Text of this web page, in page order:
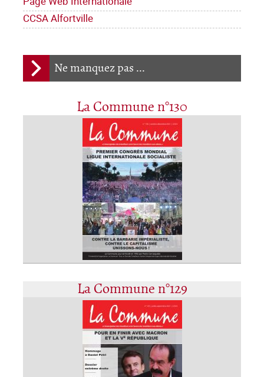
CCSA Alfortville
Ne manquez pas ...
La Commune n°130
La Commune n°129